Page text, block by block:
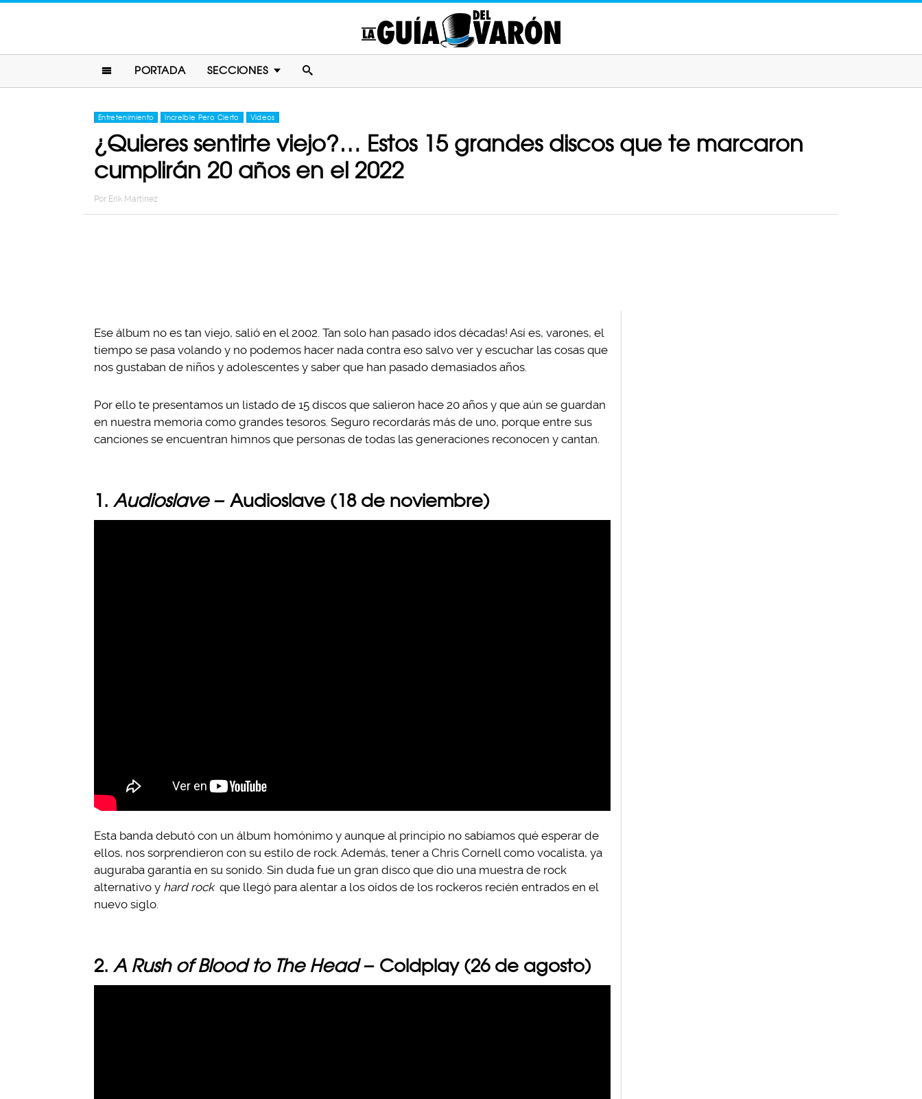
PORTADA SECCIONES
Entretenimiento Increíble Pero Cierto Videos
¿Quieres sentirte viejo?… Estos 15 grandes discos que te marcaron
cumplirán 20 años en el 2022
Por Erik Martinez
Ese álbum no es tan viejo, salió en el 2002. Tan solo han pasado ¡dos décadas! Así es, varones, el
tiempo se pasa volando y no podemos hacer nada contra eso salvo ver y escuchar las cosas que
nos gustaban de niños y adolescentes y saber que han pasado demasiados años.
Por ello te presentamos un listado de 15 discos que salieron hace 20 años y que aún se guardan
en nuestra memoria como grandes tesoros. Seguro recordarás más de uno, porque entre sus
canciones se encuentran himnos que personas de todas las generaciones reconocen y cantan.
1. Audioslave – Audioslave (18 de noviembre)
Esta banda debutó con un álbum homónimo y aunque al principio no sabíamos qué esperar de
ellos, nos sorprendieron con su estilo de rock. Además, tener a Chris Cornell como vocalista, ya
auguraba garantía en su sonido. Sin duda fue un gran disco que dio una muestra de rock
alternativo y hard rock que llegó para alentar a los oídos de los rockeros recién entrados en el
nuevo siglo.
2. A Rush of Blood to The Head –Coldplay (26 de agosto)